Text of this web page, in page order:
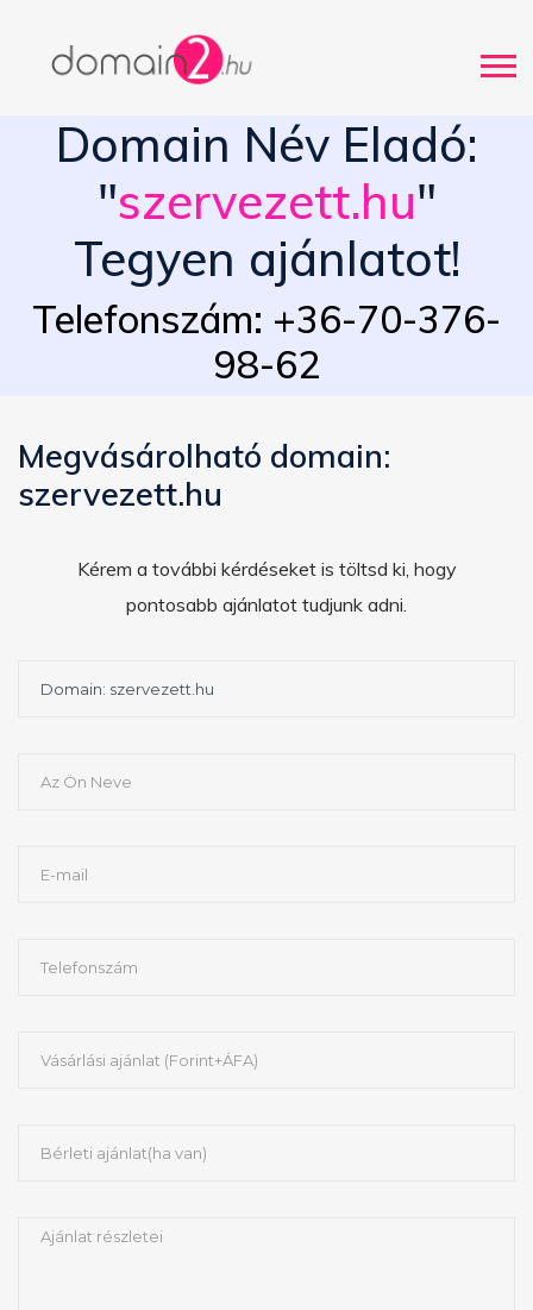
Domain Név Eladó:
"szervezett.hu"
Tegyen ajánlatot!
Telefonszám: +36-70-376-
98-62
Megvásárolható domain:
szervezett.hu
Kérem a további kérdéseket is töltsd ki, hogy
pontosabb ajánlatot tudjunk adni.